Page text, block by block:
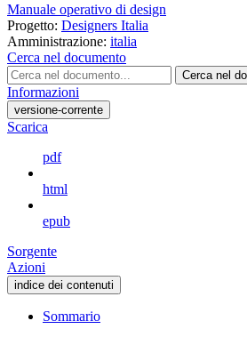
Manuale operativo di design
Progetto: Designers Italia
Amministrazione: italia
Cerca nel documento
Cerca nel
Informazioni
versione-corrente
Scarica
pdf
html
epub
Sorgente
Azioni
indice dei contenuti
Sommario